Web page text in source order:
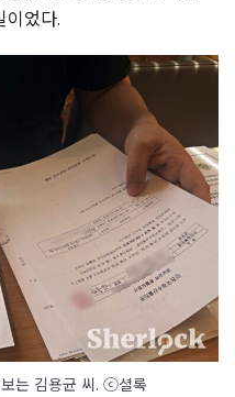
이었다.
는 김용균 씨. ⓒ셜록